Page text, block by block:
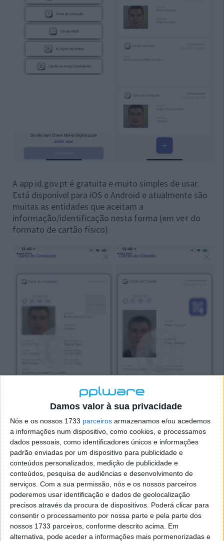
Damos valor à sua privacidade
Nós e os nossos 1733 parceiros armazenamos e/ou acedemos
a informações num dispositivo, como cookies, e processamos
dados pessoais, como identificadores únicos e informações
padrão enviadas por um dispositivo para publicidade e
conteúdos personalizados, medição de publicidade e
conteúdos, pesquisa de audiências e desenvolvimento de
serviços. Com a sua permissão, nós e os nossos parceiros
poderemos usar identificação e dados de geolocalização
precisos através da procura de dispositivos. Poderá clicar para
consentir o processamento por nossa parte e pela parte dos
nossos 1733 parceiros, conforme descrito acima. Em
alternativa, pode aceder a informações mais pormenorizadas e
A app id.gov.pt é gratuita e muito simples de usar.
Está disponível para iOS e Android e atualmente são
muitas as entidades que aceitam a
informação/identificação nesta forma (em vez do
formato de cartão físico).
Além desta app, a AMA - Agência para a
Modernização Administrativa, I.P, disponibiliza outras
apps bastante interessantes como a
appMyADSE,MySNS,Autenticação Gov,entre
outras.